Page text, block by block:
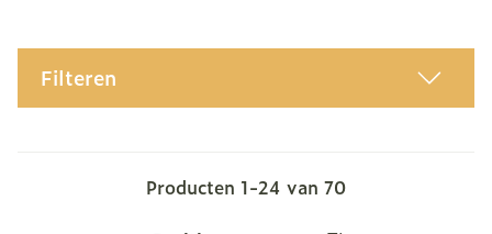
Filteren
Producten 1-24 van 70